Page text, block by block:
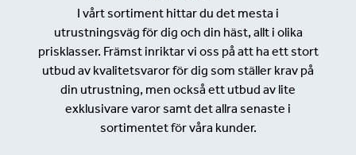
I vårt sortiment hittar du det mesta i
utrustningsväg för dig och din häst, allt i olika
prisklasser. Främst inriktar vi oss på att ha ett stort
utbud av kvalitetsvaror för dig som ställer krav på
din utrustning, men också ett utbud av lite
exklusivare varor samt det allra senaste i
sortimentet för våra kunder.